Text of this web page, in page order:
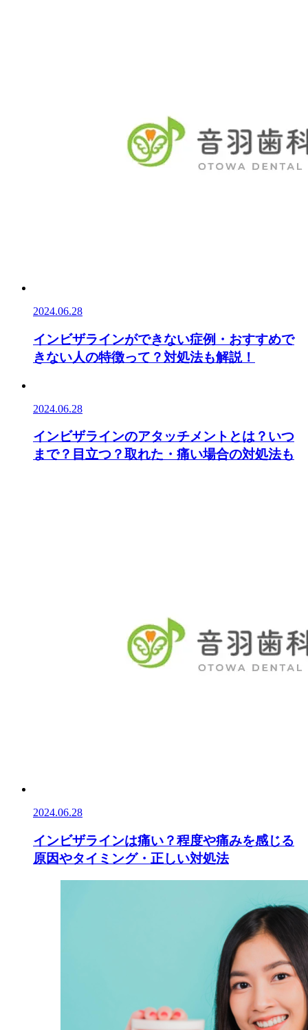
2024.06.28
インビザラインができない症例・おすすめで
きない人の特徴って？対処法も解説！
2024.06.28
インビザラインのアタッチメントとは？いつ
まで？目立つ？取れた・痛い場合の対処法も
2024.06.28
インビザラインは痛い？程度や痛みを感じる
原因やタイミング・正しい対処法